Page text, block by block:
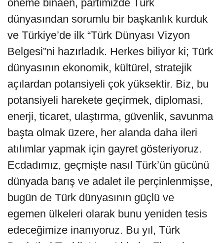
öneme binaen, partimizde Türk
dünyasından sorumlu bir başkanlık kurduk
ve Türkiye’de ilk “Türk Dünyası Vizyon
Belgesi”ni hazırladık. Herkes biliyor ki; Türk
dünyasının ekonomik, kültürel, stratejik
açılardan potansiyeli çok yüksektir. Biz, bu
potansiyeli harekete geçirmek, diplomasi,
enerji, ticaret, ulaştırma, güvenlik, savunma
başta olmak üzere, her alanda daha ileri
atılımlar yapmak için gayret gösteriyoruz.
Ecdadımız, geçmişte nasıl Türk’ün gücünü
dünyada barış ve adalet ile perçinlenmişse,
bugün de Türk dünyasının güçlü ve
egemen ülkeleri olarak bunu yeniden tesis
edeceğimize inanıyoruz. Bu yıl, Türk